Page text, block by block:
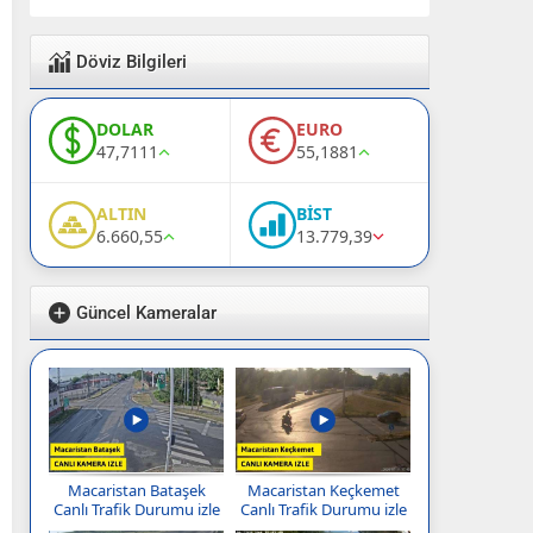
Döviz Bilgileri
DOLAR
47,7111
EURO
55,1881
ALTIN
6.660,55
BİST
13.779,39
Güncel Kameralar
Macaristan Bataşek
Canlı Trafik Durumu izle
Macaristan Keçkemet
Canlı Trafik Durumu izle